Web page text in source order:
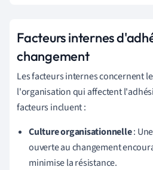
Facteurs internes
changement
Les facteurs internes concernent
l'organisation qui affectent
facteurs incluent :
Culture organisationnelle:
ouverte au changement
minimise la résistance.